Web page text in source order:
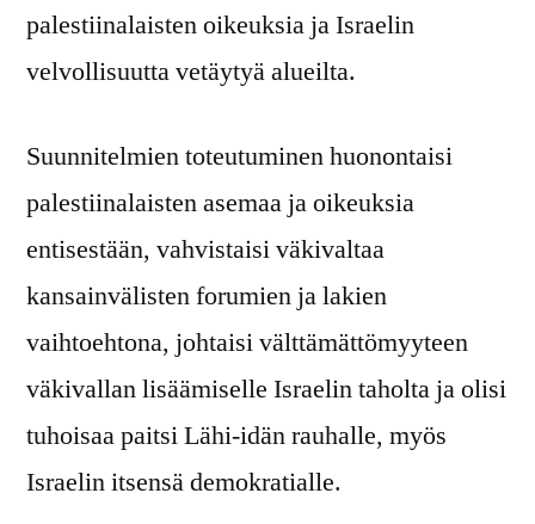
palestiinalaisten oikeuksia ja Israelin
velvollisuutta vetäytyä alueilta.
Suunnitelmien toteutuminen huonontaisi
palestiinalaisten asemaa ja oikeuksia
entisestään, vahvistaisi väkivaltaa
kansainvälisten forumien ja lakien
vaihtoehtona, johtaisi välttämättömyyteen
väkivallan lisäämiselle Israelin taholta ja olisi
tuhoisaa paitsi Lähi-idän rauhalle, myös
Israelin itsensä demokratialle.